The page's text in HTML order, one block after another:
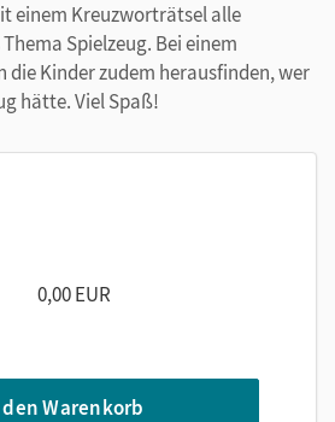
einem Kreuzworträtsel alle
Spielzeug. Bei einem
die Kinder zudem herausfinden, wer
hätte. Viel Spaß!
0,00 EUR
Warenkorb